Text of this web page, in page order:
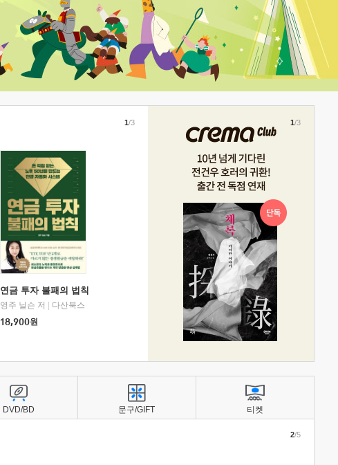
연금 투자 불패의 법칙
영주 닐슨 저
다산북스
18,900원
1/3 1/3
2/5
DVD/BD 문구/GIFT 티켓